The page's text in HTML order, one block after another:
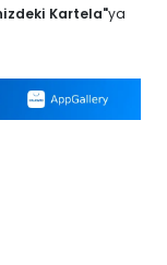
Kartela"ya